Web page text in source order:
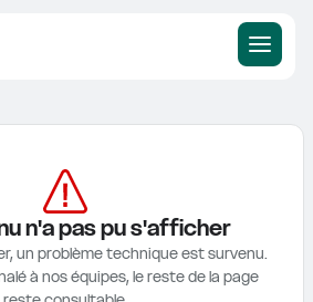
n'a pas pu s'afficher
un problème technique est survenu.
à nos équipes, le reste de la page